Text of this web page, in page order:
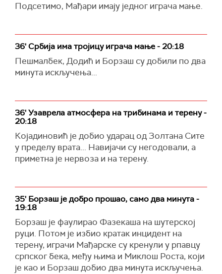
Подсетимо, Мађари имају једног играча мање.
36' Србија има тројицу играча мање - 20:18
Пешмалбек, Додић и Борзаш су добили по два
минута искључења...
36' Узаврела атмосфера на трибинама и терену -
20:18
Којадиновић је добио ударац од Золтана Сите
у пределу врата... Навијачи су негодовали, а
приметна је нервоза и на терену.
35' Борзаш је добро прошао, само два минута -
19:18
Борзаш је фаулирао Фазекаша на шутерској
руци. Потом је избио кратак инцидент на
терену, играчи Мађарске су кренули у рпавцу
српског бека, међу њима и Миклош Роста, који
је као и Борзаш добио два минута искључења.